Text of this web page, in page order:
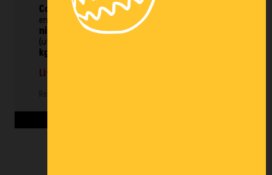
Configuration en double face
environ 3 ml x H. 4.5 m x Prof. 1,42 m -
niveaux
. 3 colonnes de H. 4500 x Prof. 1420 mm
(utile 1200 mm) - 24 bras de L. 1200 mm
kg/bras
Livraison incluse.